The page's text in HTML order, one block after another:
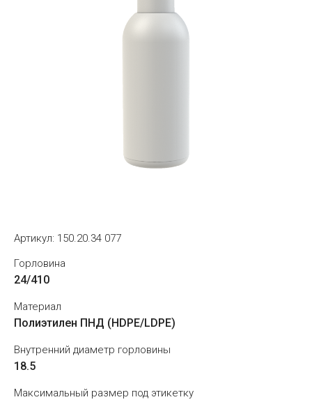
Артикул: 150.20.34 077
Горловина
24/410
Материал
Полиэтилен ПНД (HDPE/LDPE)
Внутренний диаметр горловины
18.5
Максимальный размер под этикетку